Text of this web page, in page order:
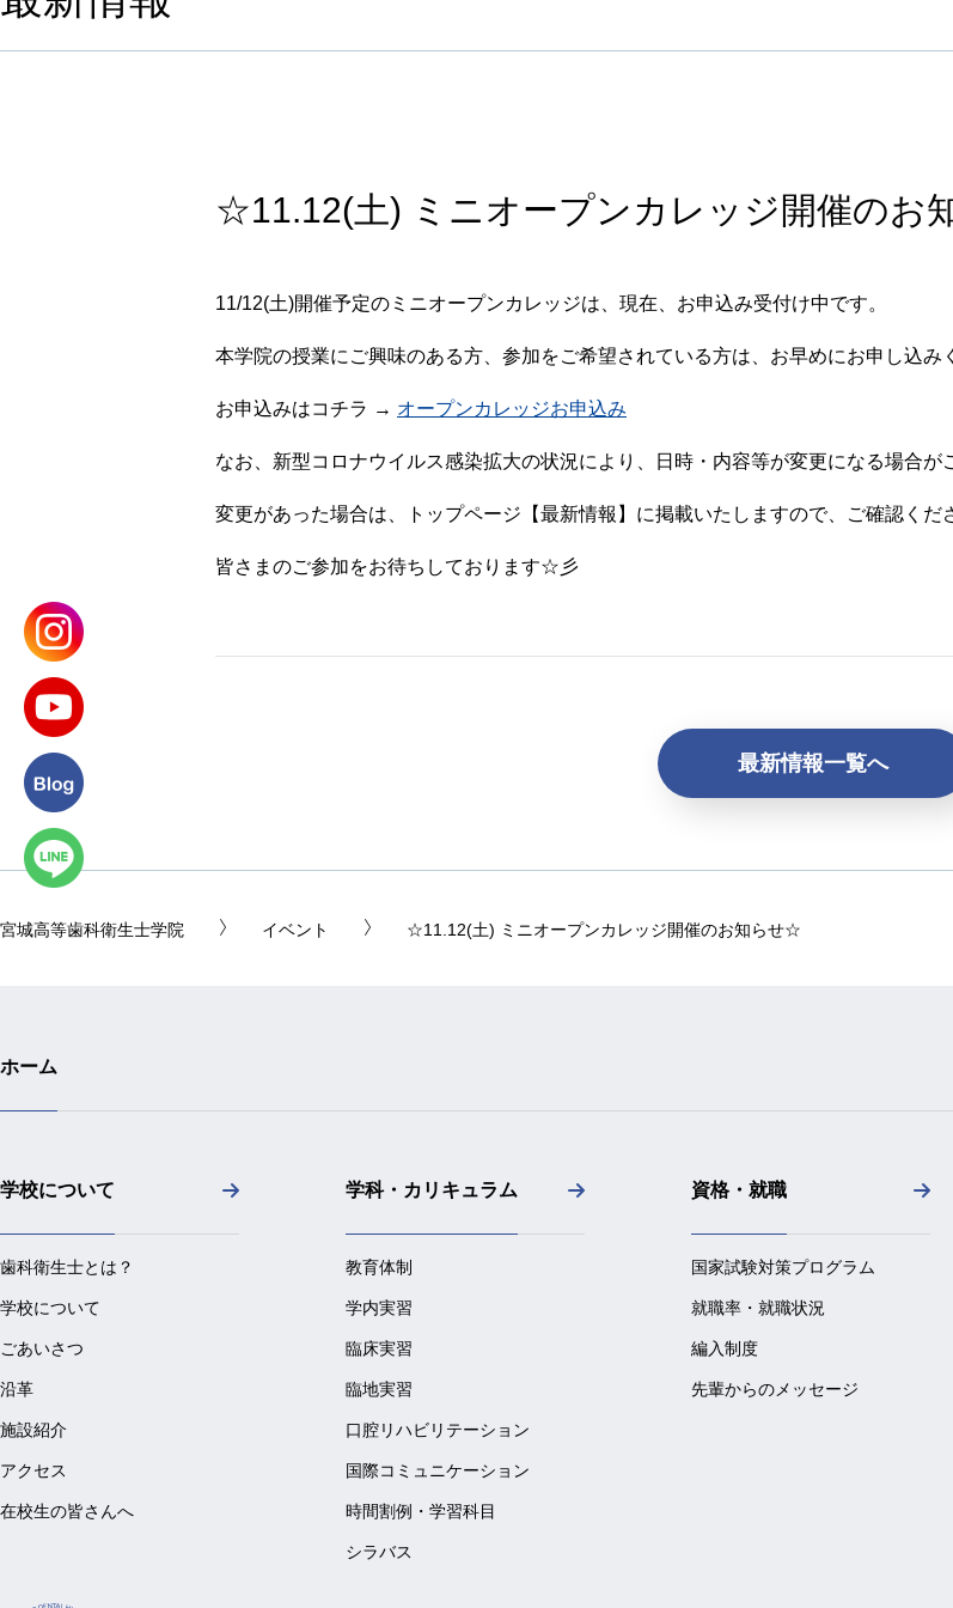
☆11.12(土) ミニオープンカレッジ開催のお
11/12(土)開催予定のミニオープンカレッジは、現在、お申込み受付け中です。
本学院の授業にご興味のある方、参加をご希望されている方は、お早めにお申し込み
お申込みはコチラ → オープンカレッジお申込み
なお、新型コロナウイルス感染拡大の状況により、日時・内容等が変更になる場合が
変更があった場合は、トップページ【最新情報】に掲載いたしますので、ご確認くだ
皆さまのご参加をお待ちしております☆彡
最新情報一覧へ
宮城高等歯科衛生士学院 イベント ☆11.12(土) ミニオープンカレッジ開催のお知らせ☆
ホーム
学校について
歯科衛生士とは？
学校について
ごあいさつ
沿革
施設紹介
アクセス
在校生の皆さんへ
学科・カリキュラム
教育体制
学内実習
臨床実習
臨地実習
口腔リハビリテーション
国際コミュニケーション
時間割例・学習科目
シラバス
資格・就職
国家試験対策プログラム
就職率・就職状況
編入制度
先輩からのメッセージ